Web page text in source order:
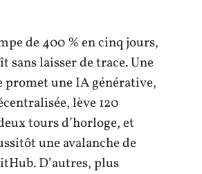
de 400 % en cinq jours,
sans laisser de trace. Une
promet une IA générative,
lève 120
tours d’horloge, et
une avalanche de
D’autres, plus